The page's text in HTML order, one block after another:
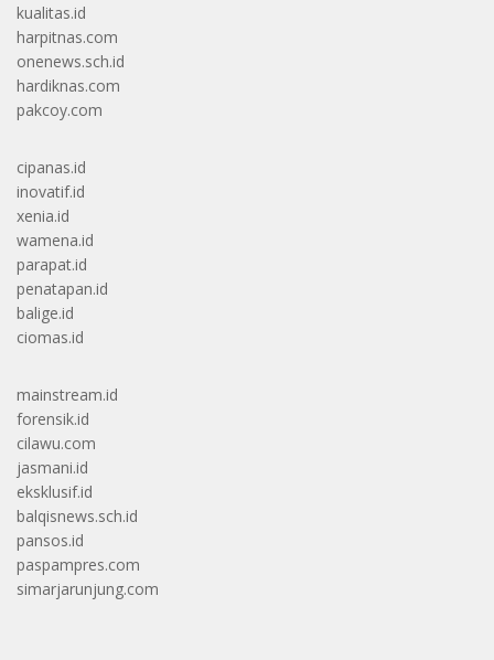
kualitas.id
harpitnas.com
onenews.sch.id
hardiknas.com
pakcoy.com
cipanas.id
inovatif.id
xenia.id
wamena.id
parapat.id
penatapan.id
balige.id
ciomas.id
mainstream.id
forensik.id
cilawu.com
jasmani.id
eksklusif.id
balqisnews.sch.id
pansos.id
paspampres.com
simarjarunjung.com